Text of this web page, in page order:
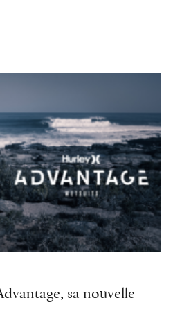
sa nouvelle